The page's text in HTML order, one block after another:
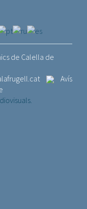
de Calella de
Avís